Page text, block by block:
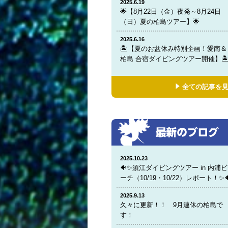
2025.6.19
🌟【8月22日（金）夜発～8月24日
（日）夏の柏島ツアー】🌟
2025.6.16
🏝️【夏のお盆休み特別企画！愛南＆
柏島 合宿ダイビングツアー開催】🏝️
全ての記事を
2025.10.23
🐠✨須江ダイビングツアー in 内浦ビ
ーチ（10/19・10/22）レポート！
2025.9.13
久々に更新！！ 9月連休の柏島で
す！